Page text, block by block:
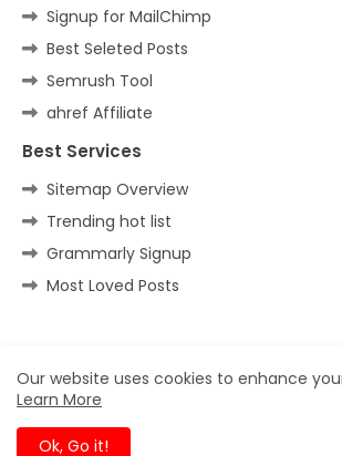
Signup for MailChimp
Best Seleted Posts
Semrush Tool
ahref Affiliate
Best Services
Sitemap Overview
Trending hot list
Grammarly Signup
Most Loved Posts
Home Contact us
Our website uses cookies to enhance
Learn More
Ok, Go it!